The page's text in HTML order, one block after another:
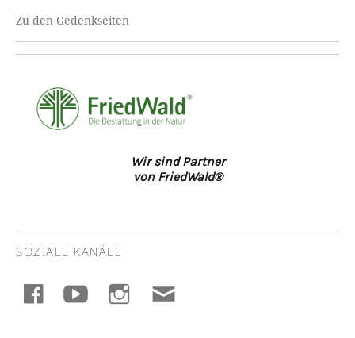
Zu den Gedenkseiten
Wir sind Partner
von FriedWald®
SOZIALE KANÄLE
facebook youtube instagram